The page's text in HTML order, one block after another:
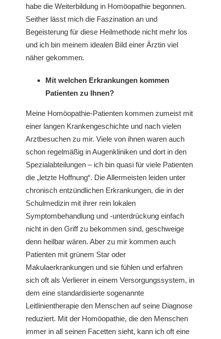
habe die Weiterbildung in Homöopathie begonnen.
Seither lässt mich die Faszination an und
Begeisterung für diese Heilmethode nicht mehr los
und ich bin meinem idealen Bild einer Ärztin viel
näher gekommen.
Mit welchen Erkrankungen kommen
Patienten zu Ihnen?
Meine Homöopathie-Patienten kommen zumeist mit
einer langen Krankengeschichte und nach vielen
Arztbesuchen zu mir. Viele von ihnen waren auch
schon regelmäßig in Augenkliniken und dort in den
Spezialabteilungen – ich bin quasi für viele Patienten
die „letzte Hoffnung“. Die Allermeisten leiden unter
chronisch entzündlichen Erkrankungen, die in der
Schulmedizin mit ihrer rein lokalen
Symptombehandlung und -unterdrückung einfach
nicht in den Griff zu bekommen sind, geschweige
denn heilbar wären. Aber zu mir kommen auch
Patienten mit grünem Star oder
Makulaerkrankungen und sie fühlen und erfahren
sich oft als Verlierer in einem Versorgungssystem, in
dem eine standardisierte sogenannte
Leitlinientherapie den Menschen auf seine Diagnose
reduziert. Mit der Homöopathie, die den Menschen
immer in all seinen Facetten sieht, kann ich oft eine